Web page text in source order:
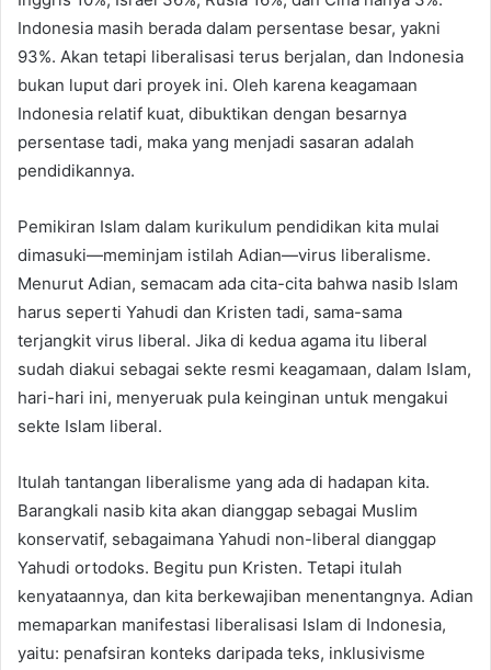
Indonesia masih berada dalam persentase besar, yakni
93%. Akan tetapi liberalisasi terus berjalan, dan Indonesia
bukan luput dari proyek ini. Oleh karena keagamaan
Indonesia relatif kuat, dibuktikan dengan besarnya
persentase tadi, maka yang menjadi sasaran adalah
pendidikannya.
Pemikiran Islam dalam kurikulum pendidikan kita mulai
dimasuki—meminjam istilah Adian—virus liberalisme.
Menurut Adian, semacam ada cita-cita bahwa nasib Islam
harus seperti Yahudi dan Kristen tadi, sama-sama
terjangkit virus liberal. Jika di kedua agama itu liberal
sudah diakui sebagai sekte resmi keagamaan, dalam Islam,
hari-hari ini, menyeruak pula keinginan untuk mengakui
sekte Islam liberal.
Itulah tantangan liberalisme yang ada di hadapan kita.
Barangkali nasib kita akan dianggap sebagai Muslim
konservatif, sebagaimana Yahudi non-liberal dianggap
Yahudi ortodoks. Begitu pun Kristen. Tetapi itulah
kenyataannya, dan kita berkewajiban menentangnya. Adian
memaparkan manifestasi liberalisasi Islam di Indonesia,
yaitu: penafsiran konteks daripada teks, inklusivisme